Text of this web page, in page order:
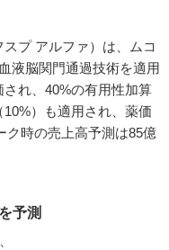
プ アルファ）は、ムコ
液脳関門通過技術を適用
れ、40%の有用性加算
）も適用され、薬価
ク時の売上高予測は85億
予測